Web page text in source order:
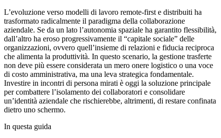
L’evoluzione verso modelli di lavoro remote-first e distribuiti ha
trasformato radicalmente il paradigma della collaborazione
aziendale. Se da un lato l’autonomia spaziale ha garantito flessibilità,
dall’altro ha eroso progressivamente il “capitale sociale” delle
organizzazioni, ovvero quell’insieme di relazioni e fiducia reciproca
che alimenta la produttività. In questo scenario, la gestione trasferte
non deve più essere considerata un mero onere logistico o una voce
di costo amministrativa, ma una leva strategica fondamentale.
Investire in incontri di persona mirati è oggi la soluzione principale
per combattere l’isolamento dei collaboratori e consolidare
un’identità aziendale che rischierebbe, altrimenti, di restare confinata
dietro uno schermo.
In questa guida